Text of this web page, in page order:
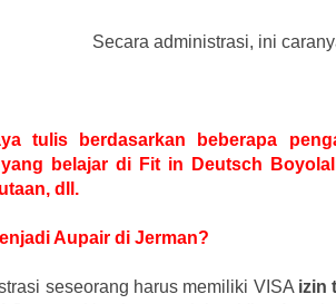
Secara administrasi, ini
tulis berdasarkan beberapa
yang belajar di Fit in Deutsch
dll.
Aupair di Jerman?
seseorang harus memiliki VISA izin